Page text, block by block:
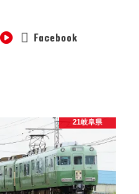
Facebook
21岐阜県